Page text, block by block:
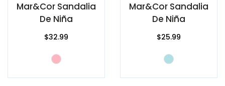
Mar&Cor Sandalia
De Niña
$32.99
Mar&Cor Sandalia
De Niña
$25.99